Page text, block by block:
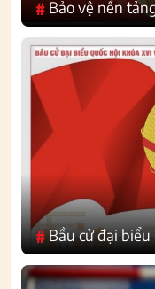
# Bảo vệ nền
#Bầu cử đại biểu